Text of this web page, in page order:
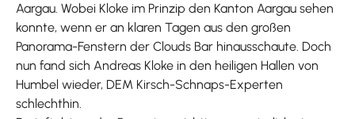
Aargau. Wobei Kloke im Prinzip den Kanton Aargau sehen
konnte, wenn er an klaren Tagen aus den großen
Panorama-Fenstern der Clouds Bar hinausschaute. Doch
nun fand sich Andreas Kloke in den heiligen Hallen von
Humbel wieder, DEM Kirsch-Schnaps-Experten
schlechthin.